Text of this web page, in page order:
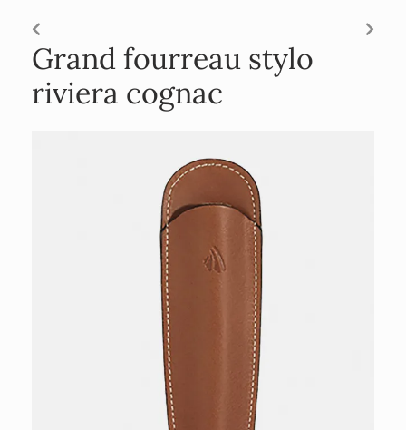
Grand fourreau stylo
riviera cognac